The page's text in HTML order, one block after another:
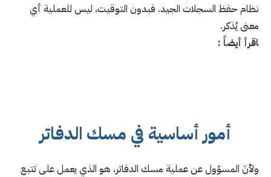
نظام حفظ السجلات الجيد. فبدون التوقيت، ليس للعملية أي
معنى يُذكر.
اقرأ أيضاً :
أمور أساسية في مسك الدفاتر
ولأنَ المسؤول عن عملية مسك الدفاتر، هو الذي يعمل على تتبع